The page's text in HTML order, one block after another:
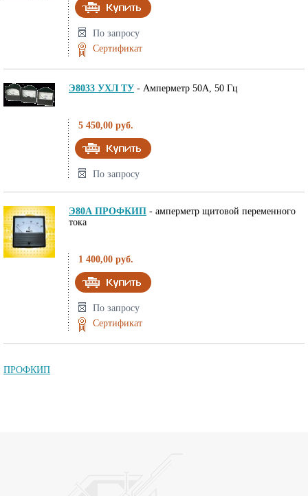
По запросу
Сертификат
Э8033 УХЛ ТУ - Амперметр 50А, 50 Гц
5 450,00 руб.
По запросу
Э80А ПРОФКИП - амперметр щитовой переменного
тока
1 400,00 руб.
По запросу
Сертификат
ПРОФКИП